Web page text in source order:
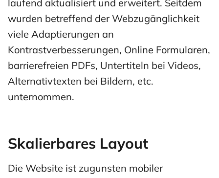
laufend aktualisiert und erweitert. Seitdem
wurden betreffend der Webzugänglichkeit
viele Adaptierungen an
Kontrastverbesserungen, Online Formularen,
barrierefreien PDFs, Untertiteln bei Videos,
Alternativtexten bei Bildern, etc.
unternommen.
Skalierbares Layout
Die Website ist zugunsten mobiler